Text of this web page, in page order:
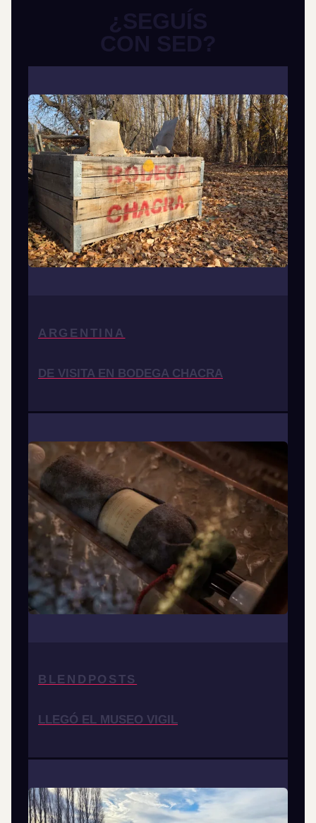
¿SEGUÍS
CON SED?
ARGENTINA
DE VISITA EN BODEGA CHACRA
BLENDPOSTS
LLEGÓ EL MUSEO VIGIL